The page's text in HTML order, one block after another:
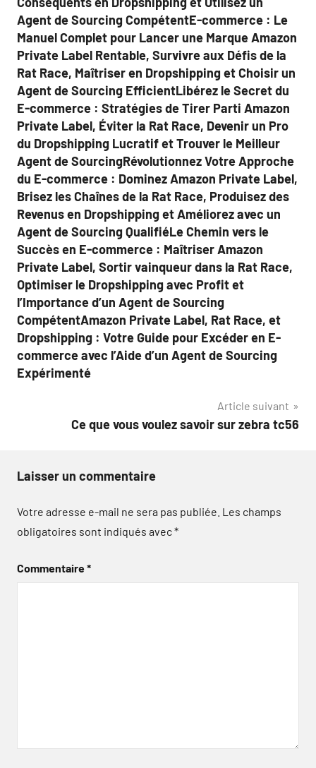
Agent de Sourcing CompétentE-commerce : Le
Manuel Complet pour Lancer une Marque Amazon
Private Label Rentable, Survivre aux Défis de la
Rat Race, Maîtriser en Dropshipping et Choisir un
Agent de Sourcing EfficientLibérez le Secret du
E-commerce : Stratégies de Tirer Parti Amazon
Private Label, Éviter la Rat Race, Devenir un Pro
du Dropshipping Lucratif et Trouver le Meilleur
Agent de SourcingRévolutionnez Votre Approche
du E-commerce : Dominez Amazon Private Label,
Brisez les Chaînes de la Rat Race, Produisez des
Revenus en Dropshipping et Améliorez avec un
Agent de Sourcing QualifiéLe Chemin vers le
Succès en E-commerce : Maîtriser Amazon
Private Label, Sortir vainqueur dans la Rat Race,
Optimiser le Dropshipping avec Profit et
l’Importance d’un Agent de Sourcing
CompétentAmazon Private Label, Rat Race, et
Dropshipping : Votre Guide pour Excéder en E-
commerce avec l’Aide d’un Agent de Sourcing
Expérimenté
Article suivant
Ce que vous voulez savoir sur zebra tc56
Laisser un commentaire
Votre adresse e-mail ne sera pas publiée. Les champs
obligatoires sont indiqués avec*
Commentaire*